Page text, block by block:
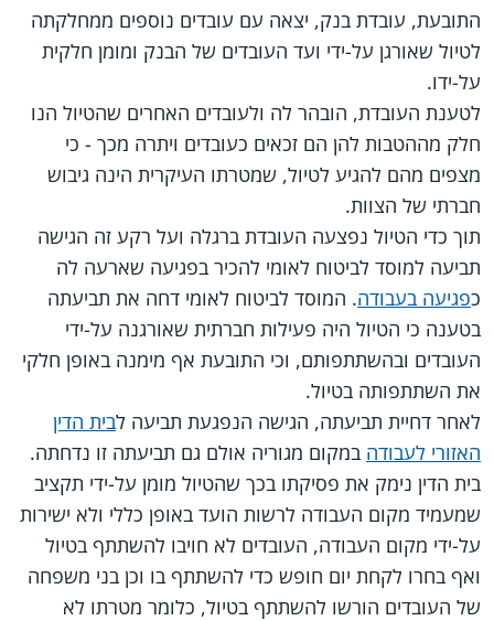
התובעת, עובדת בנק, יצאה עם עובדים נוספים ממחלקתה
לטיול שאורגן על-ידי ועד העובדים של הבנק ומומן חלקית
על-ידו.
לטענת העובדת, הובהר לה ולעובדים האחרים שהטיול הנו
חלק מההטבות להן הם זכאים כעובדים ויתרה מכך - כי
מצפים מהם להגיע לטיול, שמטרתו העיקרית הינה גיבוש
חברתי של הצוות.
תוך כדי הטיול נפצעה העובדת ברגלה ועל רקע זה הגישה
תביעה למוסד לביטוח לאומי להכיר בפגיעה שארעה לה
כפגיעה בעבודה. המוסד לביטוח לאומי דחה את תביעתה
בטענה כי הטיול היה פעילות חברתית שאורגנה על-ידי
העובדים ובהשתתפותם, וכי התובעת אף מימנה באופן חלקי
את השתתפותה בטיול.
לאחר דחיית תביעתה, הגישה הנפגעת תביעה לבית הדין
האזורי לעבודה במקום מגוריה אולם גם תביעתה זו נדחתה.
בית הדין נימק את פסיקתו בכך שהטיול מומן על-ידי תקציב
שמעמיד מקום העבודה לרשות הועד באופן כללי ולא ישירות
על-ידי מקום העבודה, העובדים לא חויבו להשתתף בטיול
ואף בחרו לקחת יום חופש כדי להשתתף בו וכן בני משפחה
של העובדים הורשו להשתתף בטיול, כלומר מטרתו לא